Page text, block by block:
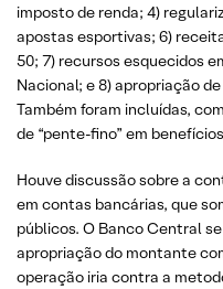
imposto de renda; 4)
apostas esportivas; 6)
50; 7) recursos esquecidos
Nacional; e 8) apropriação
Também foram incluídas,
de “pente-fino” em
Houve discussão sobre a
em contas bancárias, que
públicos. O Banco Central
apropriação do montante
operação iria contra a